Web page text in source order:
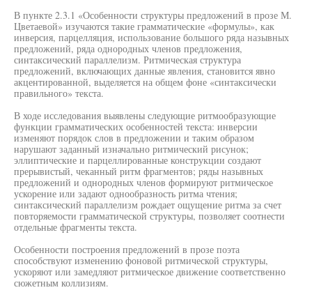
В пункте 2.3.1 «Особенности структуры предложений в прозе М.
Цветаевой» изучаются такие грамматические «формулы», как
инверсия, парцелляция, использование большого ряда назывных
предложений, ряда однородных членов предложения,
синтаксический параллелизм. Ритмическая структура
предложений, включающих данные явления, становится явно
акцентированной, выделяется на общем фоне «синтаксически
правильного» текста.
В ходе исследования выявлены следующие ритмообразующие
функции грамматических особенностей текста: инверсии
изменяют порядок слов в предложении и таким образом
нарушают заданный изначально ритмический рисунок;
эллиптические и парцеллированные конструкции создают
прерывистый, чеканный ритм фрагментов; ряды назывных
предложений и однородных членов формируют ритмическое
ускорение или задают однообразность ритма чтения;
синтаксический параллелизм рождает ощущение ритма за счет
повторяемости грамматической структуры, позволяет соотнести
отдельные фрагменты текста.
Особенности построения предложений в прозе поэта
способствуют изменению фоновой ритмической структуры,
ускоряют или замедляют ритмическое движение соответственно
сюжетным коллизиям.